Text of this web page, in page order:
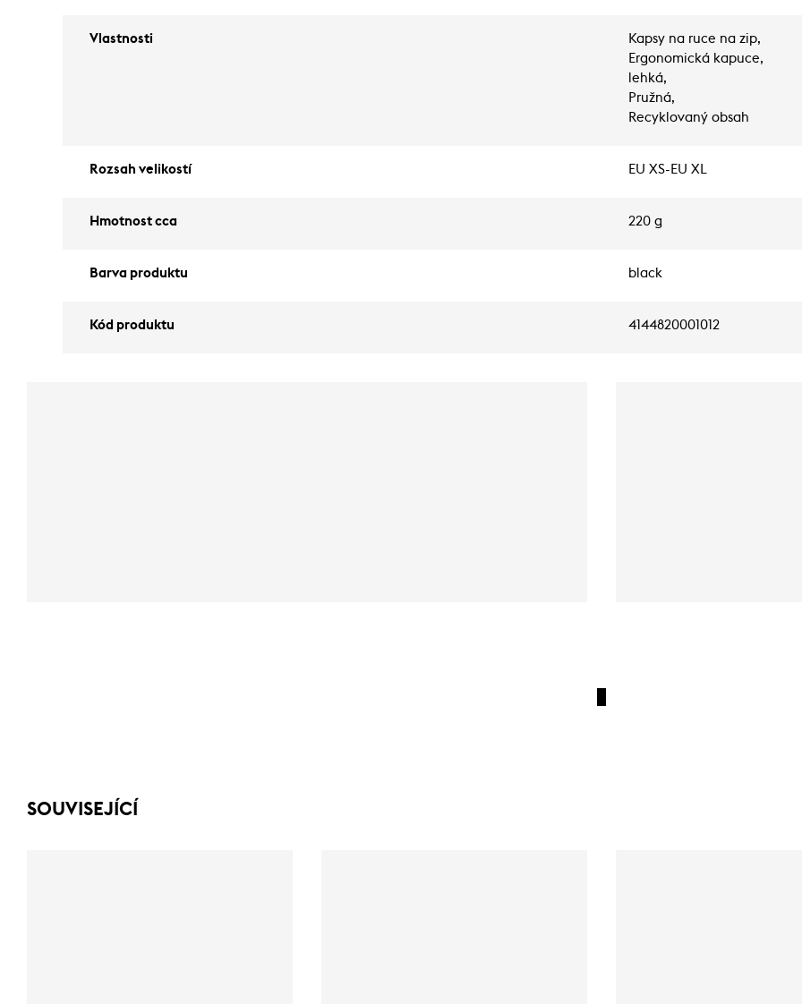
Vlastnosti
Kapsy na ruce na zip,
Ergonomická kapuce,
lehká,
Pružná,
Recyklovaný obsah
Rozsah velikostí EU XS-EU XL
Hmotnost cca 220 g
Barva produktu black
Kód produktu 4144820001012
SOUVISEJÍCÍ